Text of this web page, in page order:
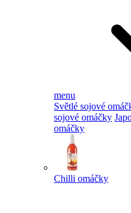
menu
Světlé sojové
sojové omáčky
omáčky
Chilli omáčky